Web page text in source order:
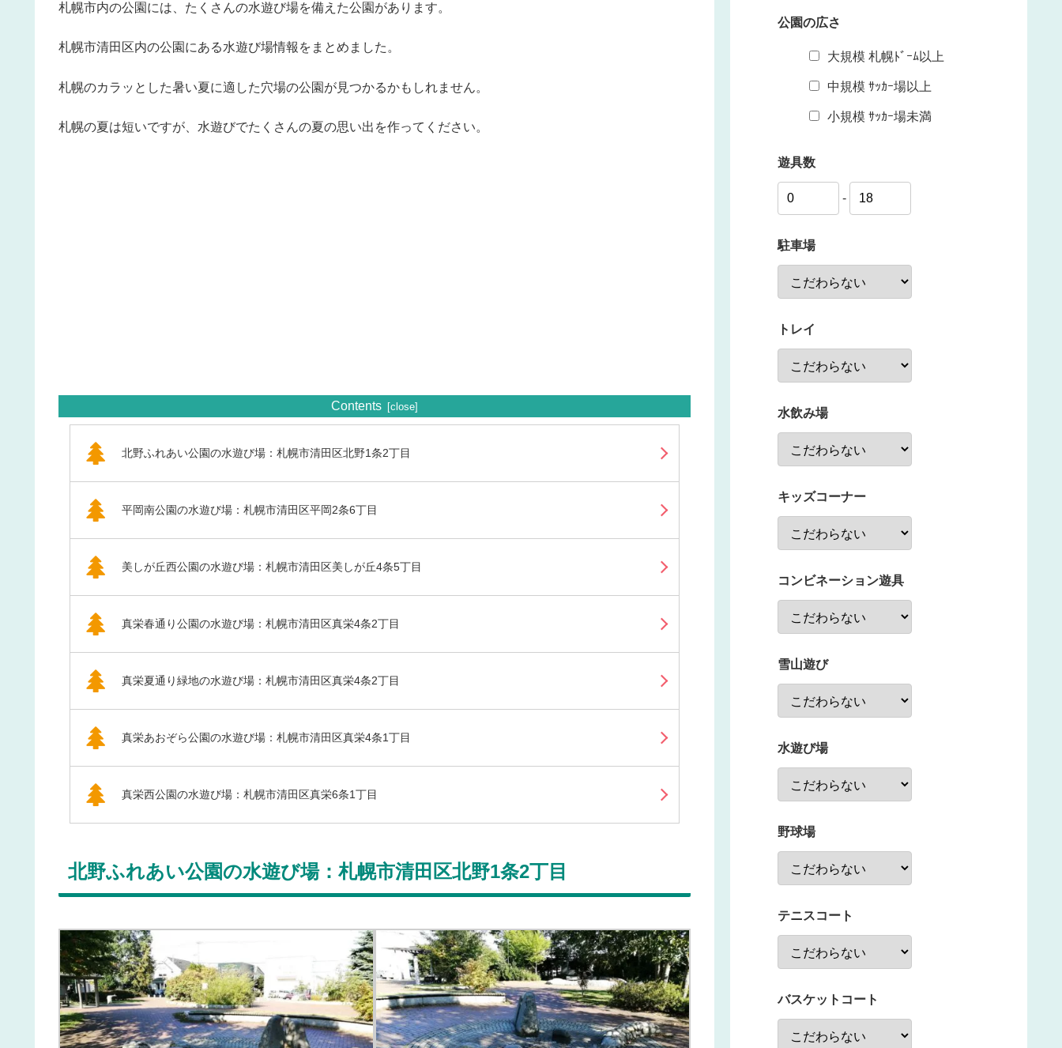
札幌市内の公園には、たくさんの水遊び場を備えた公園があります。
札幌市清田区内の公園にある水遊び場情報をまとめました。
札幌のカラッとした暑い夏に適した穴場の公園が見つかるかもしれません。
札幌の夏は短いですが、水遊びでたくさんの夏の思い出を作ってください。
Contents
北野ふれあい公園の水遊び場：札幌市清田区北野1条2丁目
平岡南公園の水遊び場：札幌市清田区平岡2条6丁目
美しが丘西公園の水遊び場：札幌市清田区美しが丘4条5丁目
真栄春通り公園の水遊び場：札幌市清田区真栄4条2丁目
真栄夏通り緑地の水遊び場：札幌市清田区真栄4条2丁目
真栄あおぞら公園の水遊び場：札幌市清田区真栄4条1丁目
真栄西公園の水遊び場：札幌市清田区真栄6条1丁目
北野ふれあい公園の水遊び場：札幌市清田区北野1条2丁目
公園の広さ
大規模 札幌ﾄﾞｰﾑ以上
中規模 ｻｯｶｰ場以上
小規模 ｻｯｶｰ場未満
遊具数
-
駐車場
トレイ
水飲み場
キッズコーナー
コンビネーション遊具
雪山遊び
水遊び場
野球場
テニスコート
バスケットコート